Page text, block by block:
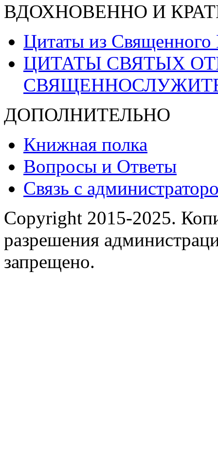
ВДОХНОВЕННО И
Цитаты из Священного
ЦИТАТЫ СВЯТЫХ
ДОПОЛНИТЕЛЬНО
Книжная полка
Вопросы и Ответы
Связь с
Copyright 2015-2025.
разрешения
запрещено.